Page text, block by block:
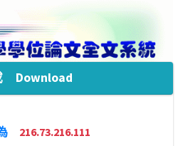
Download
216.73.216.111